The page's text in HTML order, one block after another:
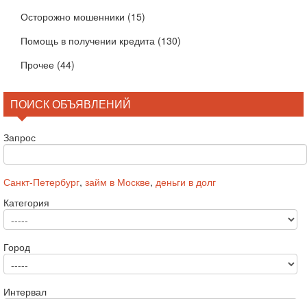
Осторожно мошенники (15)
Помощь в получении кредита (130)
Прочее (44)
ПОИСК ОБЪЯВЛЕНИЙ
Запрос
Санкт-Петербург, займ в Москве, деньги в долг
Категория
Город
Интервал